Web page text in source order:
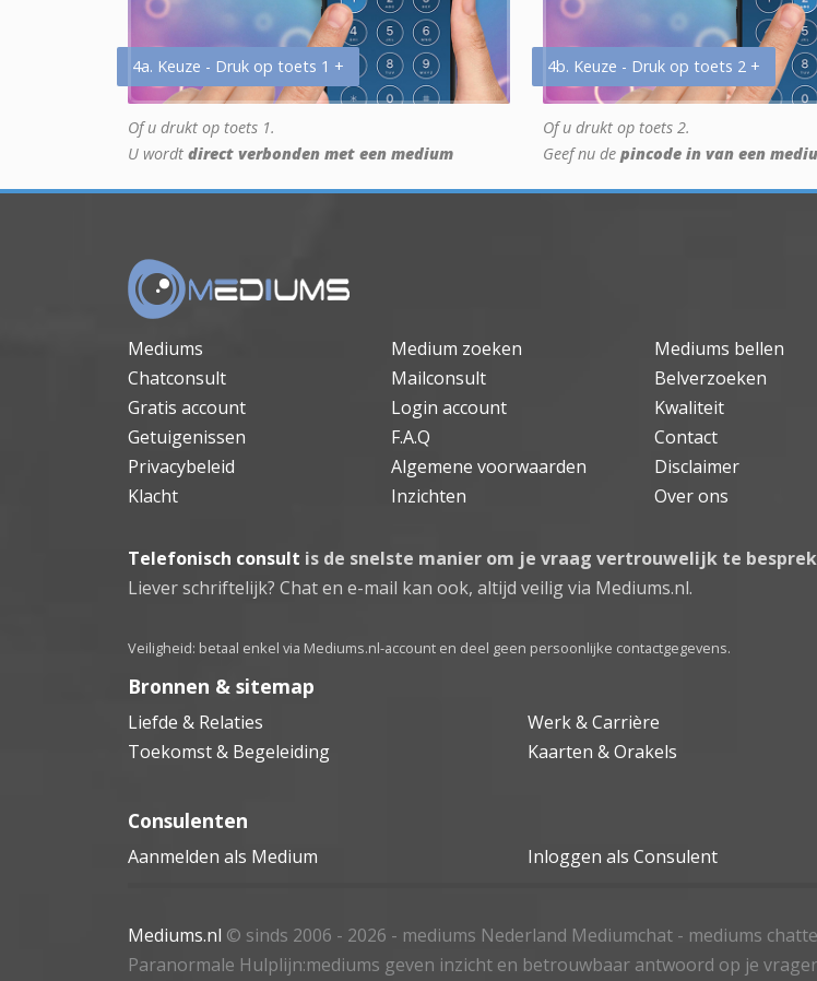
4a. Keuze - Druk op toets 1 +
Of u drukt op toets 1.
U wordt direct verbonden met een medium
4b. Keuze - Druk op toets 2 +
Of u drukt op toets 2.
Geef nu de pincode in van een
Mediums Medium zoeken
Mediums bellen
Chatconsult
Mailconsult
Belverzoeken
Gratis account
Login account
Kwaliteit
Getuigenissen
F.A.Q
Contact
Privacybeleid
Algemene voorwaarden
Disclaimer
Klacht
Inzichten Over ons
Telefonisch consult is de snelste manier om je vraag vertrouwelijk te
Liever schriftelijk? Chat en e-mail kan ook, altijd veilig via Mediums.nl.
Veiligheid: betaal enkel via Mediums.nl-account en deel geen persoonlijke contactgegevens.
Bronnen & sitemap
Liefde & Relaties Werk & Carrière
Toekomst & Begeleiding
Kaarten & Orakels
Consulenten
Aanmelden als Medium Inloggen als Consulent
Mediums.nl © sinds 2006 - 2026 - mediums Nederland Mediumchat - mediums
Paranormale Hulplijn:mediums geven inzicht en betrouwbaar antwoord op je